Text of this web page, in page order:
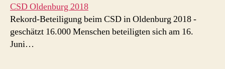
CSD Oldenburg 2018
Rekord-Beteiligung beim CSD in Oldenburg 2018 -
geschätzt 16.000 Menschen beteiligten sich am 16.
Juni…